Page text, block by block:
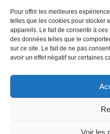
Pour offrir les meilleures
telles que les cookies pour stocker
appareils. Le fait de consentir à
des données telles que le
sur ce site. Le fait de ne pas
avoir un effet négatif sur certaines
Voir les
Facebook